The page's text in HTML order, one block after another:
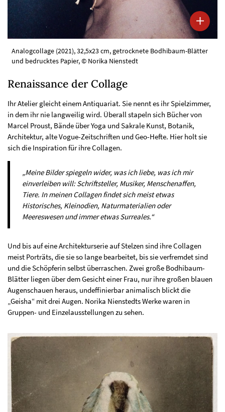
Analogcollage (2021), 32,5x23 cm, getrocknete Bodhibaum-Blätter
und bedrucktes Papier, © Norika Nienstedt
Renaissance der Collage
Ihr Atelier gleicht einem Antiquariat. Sie nennt es ihr Spielzimmer,
in dem ihr nie langweilig wird. Überall stapeln sich Bücher von
Marcel Proust, Bände über Yoga und Sakrale Kunst, Botanik,
Architektur, alte Vogue-Zeitschriften und Geo-Hefte. Hier holt sie
sich die Inspiration für ihre Collagen.
„Meine Bilder spiegeln wider, was ich liebe, was ich mir
einverleiben will: Schriftsteller, Musiker, Menschenaffen,
Tiere. In meinen Collagen findet sich meist etwas
Historisches, Kleinodien, Naturmaterialien oder
Meereswesen und immer etwas Surreales.“
Und bis auf eine Architekturserie auf Stelzen sind ihre Collagen
meist Porträts, die sie so lange bearbeitet, bis sie verfremdet sind
und die Schöpferin selbst überraschen. Zwei große Bodhibaum-
Blätter liegen über dem Gesicht einer Frau, nur ihre großen blauen
Augenschauen heraus, undeffinierbar animalisch blickt die
„Geisha“ mit drei Augen. Norika Nienstedts Werke waren in
Gruppen- und Einzelausstellungen zu sehen.